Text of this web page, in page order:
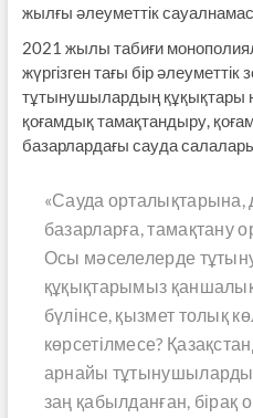
жылғы әлеуметтік
2021 жылы табиғи
жүргізген тағы бір әлеуметтік
тұтынушылардың құқықтары
қоғамдық тамақтандыру,
базарлардағы сауда
«Сауда орталықтарына,
базарларға, тамақтану
Осы мәселелерде
құқықтарымыз
бүлінсе, қызмет толық
көрсетілмесе?
арнайы
заң қабылданған,